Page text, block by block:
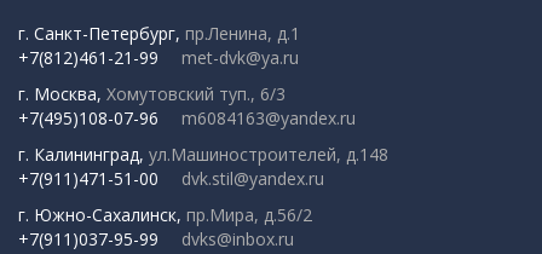
г. Санкт-Петербург, пр.Ленина, д.1
+7(812)461-21-99
met-dvk@ya.ru
г. Москва, Хомутовский туп., 6/3
+7(495)108-07-96
m6084163@yandex.ru
г. Калининград, ул.Машиностроителей, д.148
+7(911)471-51-00
dvk.stil@yandex.ru
г. Южно-Сахалинск, пр.Мира, д.56/2
+7(911)037-95-99
dvks@inbox.ru